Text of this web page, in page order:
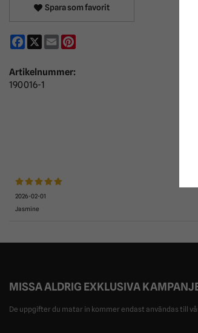
Spara som favorit
Facebook
X Email
Artikelnummer:
190016-1
2026-02-01
Jasmine
MISSA ALDRIG EXKLUSIVA
De uppgifter du matar in kommer endast användas till